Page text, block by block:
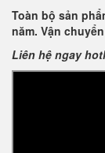
Toàn bộ sản
năm. Vận
Liên hệ ngay